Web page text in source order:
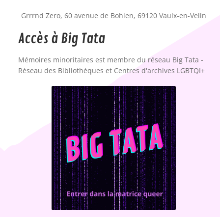
Grrrnd Zero, 60 avenue de Bohlen, 69120 Vaulx-en-Velin
Accès à Big Tata
Mémoires minoritaires est membre du réseau Big Tata -
Réseau des Bibliothèques et Centres d'archives LGBTQI+